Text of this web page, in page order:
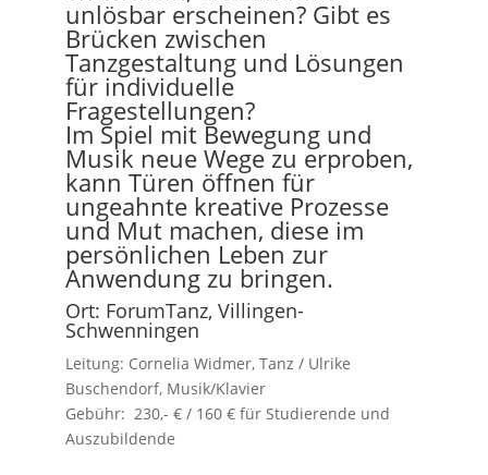
unlösbar erscheinen? Gibt es
Brücken zwischen
Tanzgestaltung und Lösungen
für individuelle
Fragestellungen?
Im Spiel mit Bewegung und
Musik neue Wege zu erproben,
kann Türen öffnen für
ungeahnte kreative Prozesse
und Mut machen, diese im
persönlichen Leben zur
Anwendung zu bringen.
Ort: ForumTanz, Villingen-
Schwenningen
Leitung: Cornelia Widmer, Tanz / Ulrike
Buschendorf, Musik/Klavier
Gebühr: 230,- € / 160 € für Studierende und
Auszubildende